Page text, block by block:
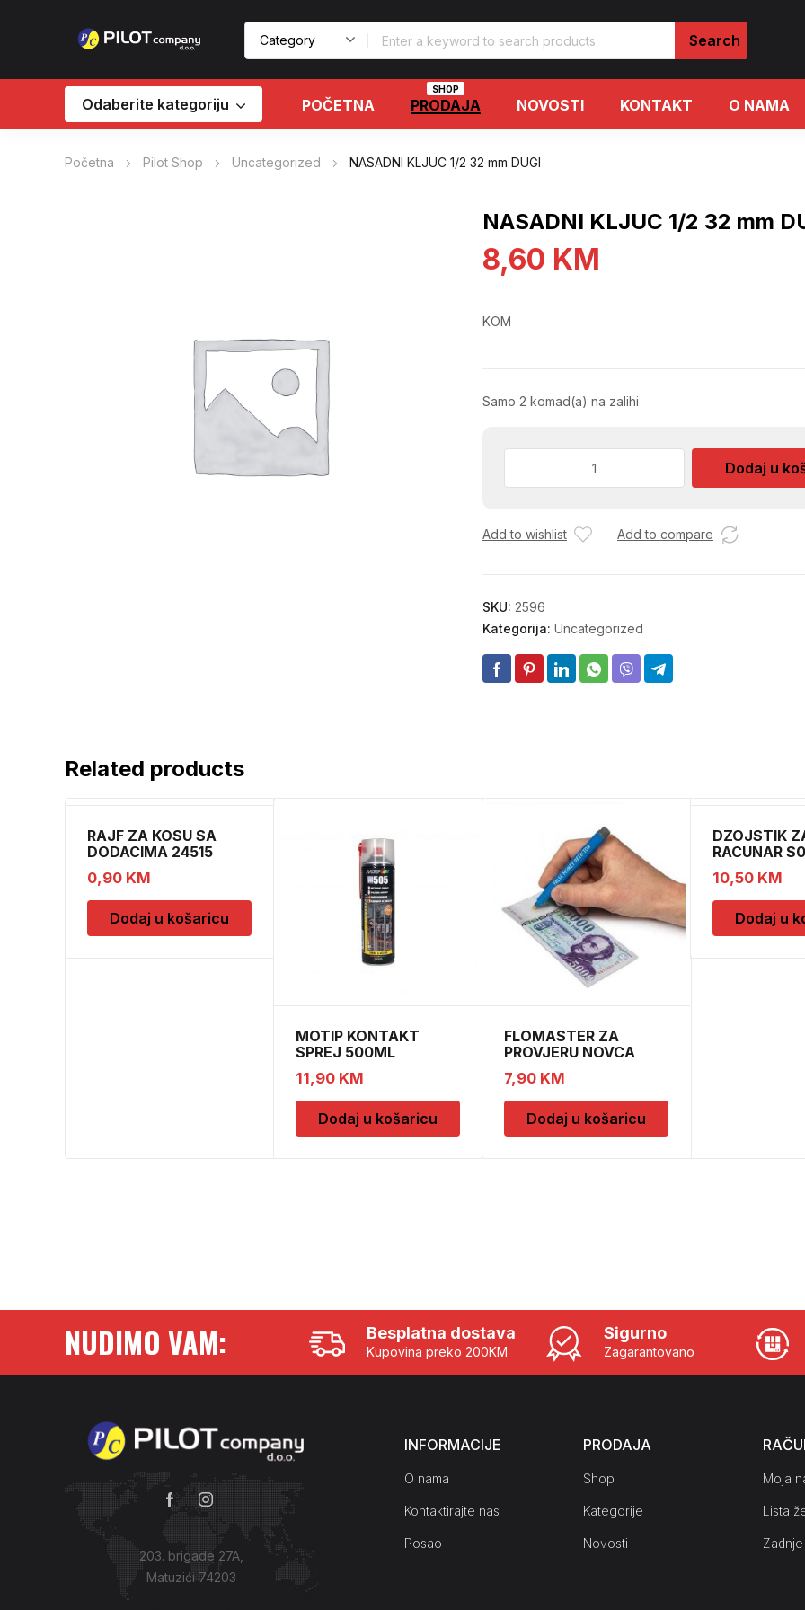
Odaberite kategoriju POČETNA PRODAJA
SHOP
NOVOSTI KONTAKT O NAMA
Početna Pilot Shop Uncategorized NASADNI KLJUC 1/2 32 mm DUGI
NASADNI KLJUC 1/2 32 mm
8,60 KM
KOM
Samo 2 komad(a) na zalihi
mm
Dodaj u
Add to wishlist Add to compare
SKU: 2596
Kategorija: Uncategorized
Related products
RAJF ZA KOSU SA
DODACIMA 24515
CH52451
0,90 KM
Dodaj u košaricu
MOTIP KONTAKT
SPREJ 500ML
M090505
11,90 KM
Dodaj u košaricu
FLOMASTER ZA
PROVJERU NOVCA
SAFESCAN 30
7,90 KM
Dodaj u košaricu
DZOJSTIK
RACUNAR
01011540
10,50 KM
Dodaj u
NUDIMO VAM: Besplatna dostava
Kupovina preko 200KM
Sigurno
Zagarantovano
203. brigade 27A,
Matuzići 74203
INFORMACIJE
O nama
Kontaktirajte nas
Posao
PRODAJA
Shop
Kategorije
Novosti
Moja
Lista